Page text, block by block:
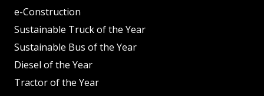
e-Construction
Sustainable Truck of the Year
Sustainable Bus of the Year
Diesel of the Year
Tractor of the Year